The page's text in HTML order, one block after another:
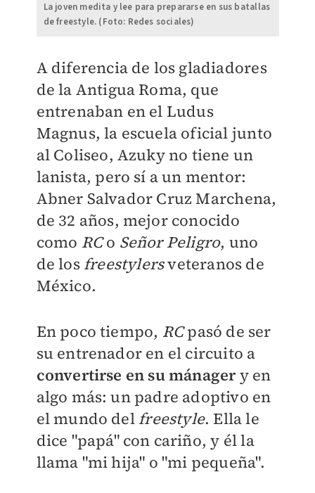
La joven medita y lee para prepararse en sus batallas
de freestyle. (Foto: Redes sociales)
A diferencia de los gladiadores
de la Antigua Roma, que
entrenaban en el Ludus
Magnus, la escuela oficial junto
al Coliseo, Azuky no tiene un
lanista, pero sí a un mentor:
Abner Salvador Cruz Marchena,
de 32 años, mejor conocido
como RCo Señor Peligro, uno
de los freestylersveteranos de
México.
En poco tiempo, RCpasó de ser
su entrenador en el circuito a
convertirse en su mánagery en
algo más: un padre adoptivo en
el mundo del freestyle. Ella le
dice "papá" con cariño, y él la
llama "mi hija" o "mi pequeña".